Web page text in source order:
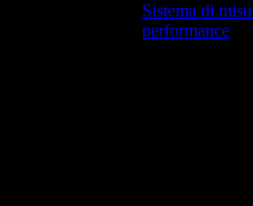
Sistema di
performance